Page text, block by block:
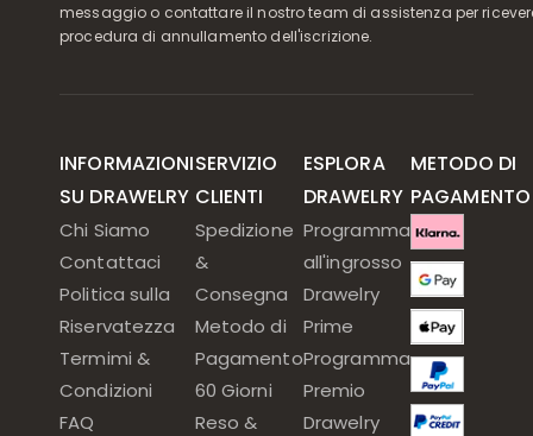
messaggio o contattare il nostro team di assistenza per
procedura di annullamento dell'iscrizione.
INFORMAZIONI
SU DRAWELRY
Chi Siamo
Contattaci
Politica sulla
Riservatezza
Termimi &
Condizioni
FAQ
SERVIZIO
CLIENTI
Spedizione
&
Consegna
Metodo di
Pagamento
60 Giorni
Reso &
ESPLORA
DRAWELRY
Programma
all'ingrosso
Drawelry
Prime
Programma
Premio
Drawelry
METODO DI
PAGAMENTO